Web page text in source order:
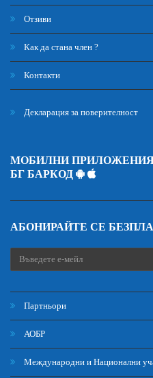
Отзиви
Как да стана член ?
Контакти
Декларация за поверителност
МОБИЛНИ
БГ БАРКОД
АБОНИРАЙТЕ СЕ
Партньори
АОБР
Международни и Национални